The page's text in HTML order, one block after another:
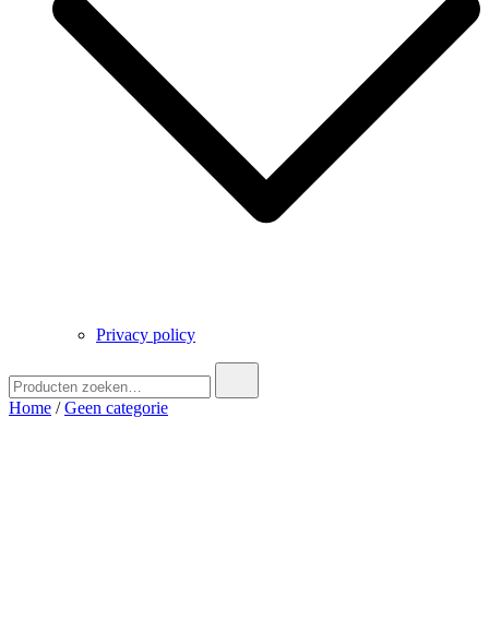
Privacy policy
naar:
Home /Geen categorie